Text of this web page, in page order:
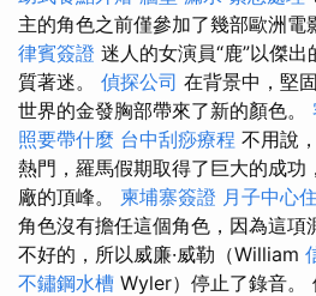
主的角色之前僅參加了幾部歐洲電
律賓簽證 迷人的女演員“鹿”以傑
質著迷。 偵探公司 在背景中，堅
世界的金發胸部帶來了新的顏色。
照要帶什麼 台中刮痧療程 不用說
熱門，羅馬假期取得了巨大的成功
廠的頂峰。 柬埔寨簽證 月子中心
角色沒有擔任這個角色，因為這項
不好的，所以威廉·威勒（William
不鏽鋼水槽 Wyler）停止了錄音。